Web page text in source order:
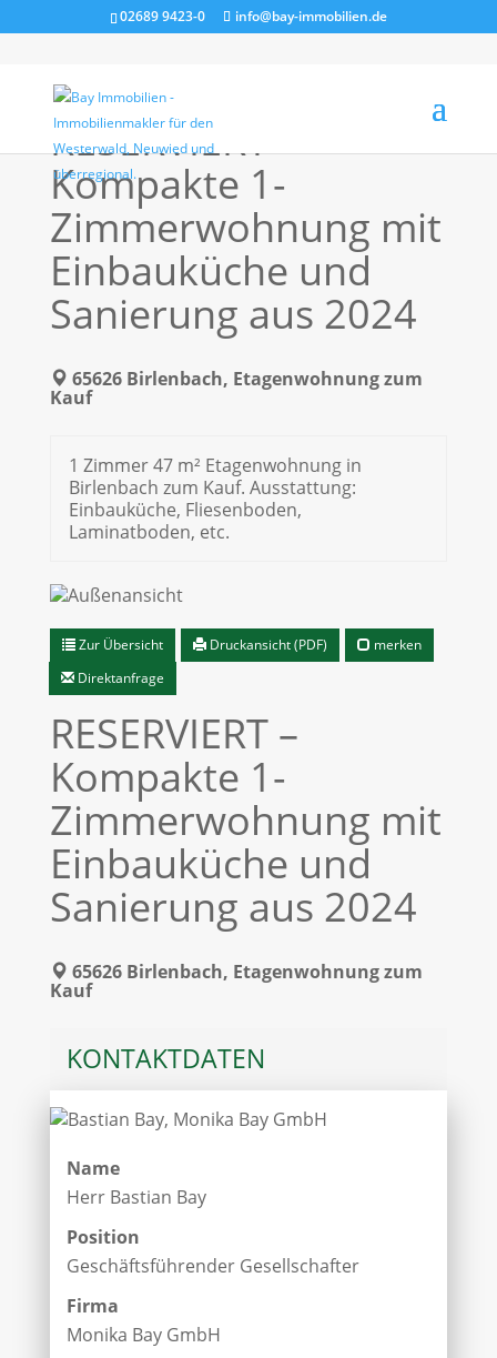
02689 9423-0 info@bay-immobilien.de
RESERVIERT –
Kompakte 1-
Zimmerwohnung mit
Einbauküche und
Sanierung aus 2024
65626 Birlenbach, Etagenwohnung zum
Kauf
1 Zimmer 47 m² Etagenwohnung in
Birlenbach zum Kauf. Ausstattung:
Einbauküche, Fliesenboden,
Laminatboden, etc.
Zur Übersicht Druckansicht (PDF)
merken
Direktanfrage
RESERVIERT –
Kompakte 1-
Zimmerwohnung mit
Einbauküche und
Sanierung aus 2024
65626 Birlenbach, Etagenwohnung zum
Kauf
KONTAKTDATEN
Name
Herr Bastian Bay
Position
Geschäftsführender Gesellschafter
Firma
Monika Bay GmbH